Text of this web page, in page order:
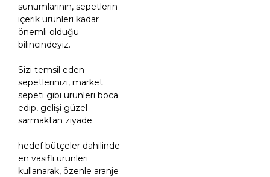
sunumlarının, sepetlerin
içerik ürünleri kadar
önemli olduğu
bilincindeyiz.
Sizi temsil eden
sepetlerinizi, market
sepeti gibi ürünleri boca
edip, gelişi güzel
sarmaktan ziyade
hedef bütçeler dahilinde
en vasıflı ürünleri
kullanarak, özenle aranje